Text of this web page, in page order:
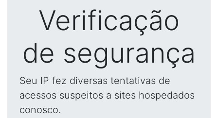
Verificação
de segurança
Seu IP fez diversas tentativas de
acessos suspeitos a sites hospedados
conosco.